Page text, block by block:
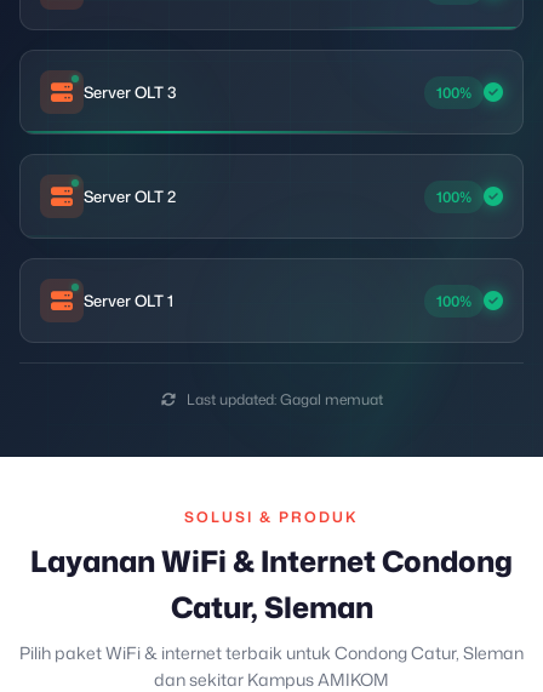
Server OLT 3 100%
Server OLT 2 100%
Server OLT 1 100%
Last updated:Gagal memuat
SOLUSI & PRODUK
Layanan WiFi & Internet Condong
Catur, Sleman
Pilih paket WiFi & internet terbaik untuk Condong Catur, Sleman
dan sekitar Kampus AMIKOM